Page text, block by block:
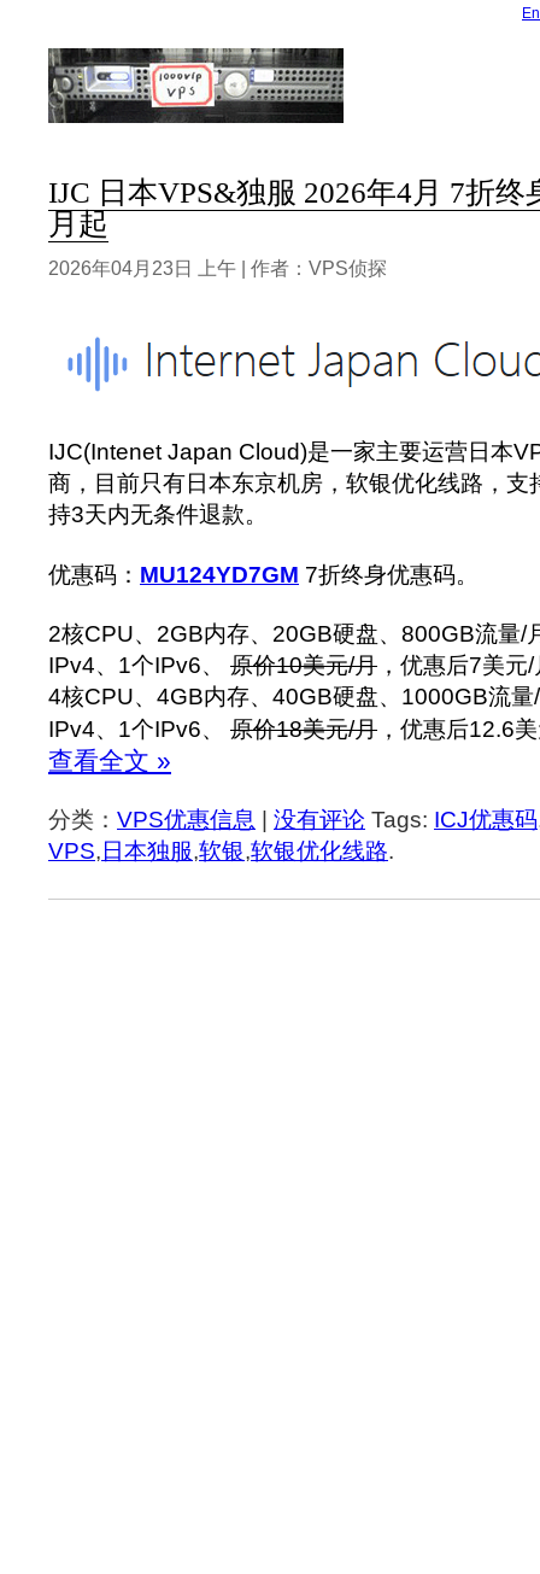
IJC 日本VPS&独服 2026年4月 7折终
月起
2026年04月23日 上午 | 作者：VPS侦探
IJC(Intenet Japan Cloud)是一家主要运营日本
商，目前只有日本东京机房，软银优化线路，支
持3天内无条件退款。
优惠码： MU124YD7GM 7折终身优惠码。
2核CPU、2GB内存、20GB硬盘、800GB流量/
IPv4、1个IPv6、 原价10美元/月 ，优惠后7美元
4核CPU、4GB内存、40GB硬盘、1000GB流
IPv4、1个IPv6、 原价18美元/月 ，优惠后12.6
查看全文 »
分类： VPS优惠信息 没有评论 Tags: ICJ优惠码
VPS, 日本独服,软银,软银优化线路.